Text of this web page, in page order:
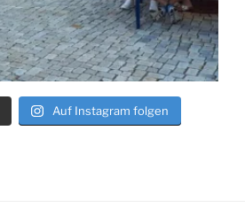
Auf Instagram folgen